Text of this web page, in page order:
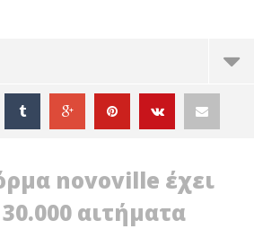
novoville έχει
αιτήματα